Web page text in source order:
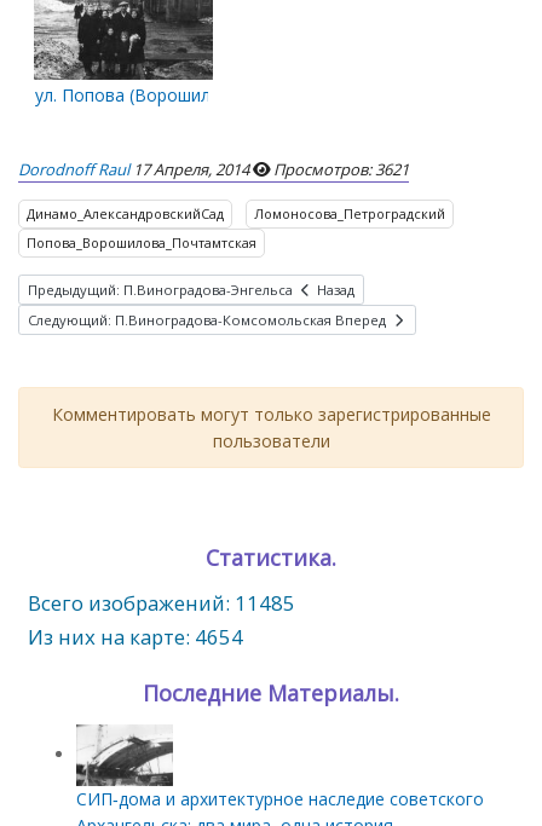
ул. Попова (Ворошилова) - пр. Ломоносова (Петроградский)
Dorodnoff Raul 17 Апреля, 2014 Просмотров: 3621
Динамо_АлександровскийСад
Ломоносова_Петроградский
Попова_Ворошилова_Почтамтская
Предыдущий: П.Виноградова-Энгельса
Назад
Следующий: П.Виноградова-Комсомольская Вперед
Комментировать могут только зарегистрированные
пользователи
Статистика.
Всего изображений: 11485
Из них на карте: 4654
Последние Материалы.
СИП‑дома и архитектурное наследие советского